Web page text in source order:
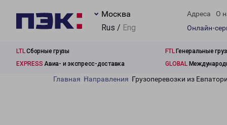
Москва
Rus / Eng
Адреса О
Онлайн-
LTLСборные грузы FTLГенеральные
EXPRESS Авиа- и экспресс-доставка GLOBAL
Главная Направления Грузоперевозки из